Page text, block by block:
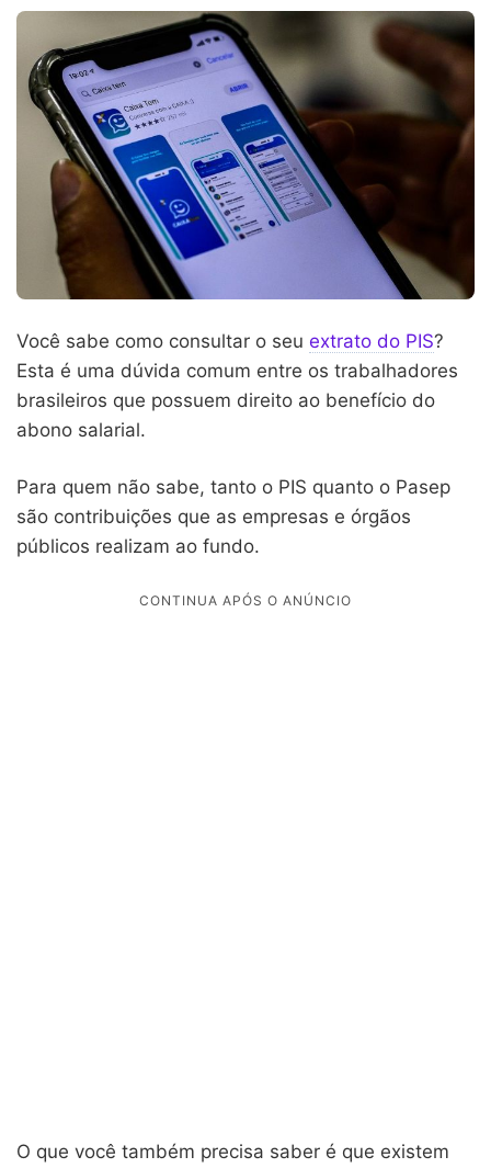
Você sabe como consultar o seu extrato do PIS?
Esta é uma dúvida comum entre os trabalhadores
brasileiros que possuem direito ao benefício do
abono salarial.
Para quem não sabe, tanto o PIS quanto o Pasep
são contribuições que as empresas e órgãos
públicos realizam ao fundo.
O que você também precisa saber é que existem